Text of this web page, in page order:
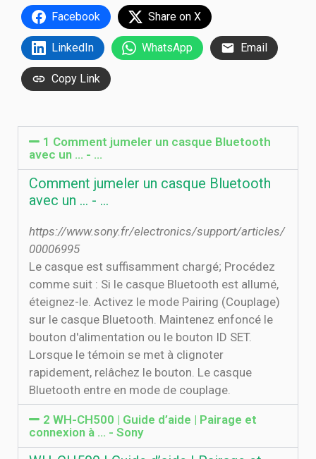
Facebook Share on X
LinkedIn WhatsApp Email
Copy Link
1 Comment jumeler un casque Bluetooth
avec un ... - …
Comment jumeler un casque Bluetooth
avec un ... - …
https://www.sony.fr/electronics/support/articles/
00006995
Le casque est suffisamment chargé; Procédez
comme suit : Si le casque Bluetooth est allumé,
éteignez-le. Activez le mode Pairing (Couplage)
sur le casque Bluetooth. Maintenez enfoncé le
bouton d'alimentation ou le bouton ID SET.
Lorsque le témoin se met à clignoter
rapidement, relâchez le bouton. Le casque
Bluetooth entre en mode de couplage.
2 WH-CH500 | Guide d’aide | Pairage et
connexion à ... - Sony